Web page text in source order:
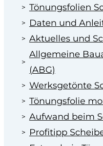
Tönungsfolien
Daten und
Aktuelles und
Allgemeine
(ABG)
Werksgetönte
Tönungsfolie
Aufwand beim
Profitipp